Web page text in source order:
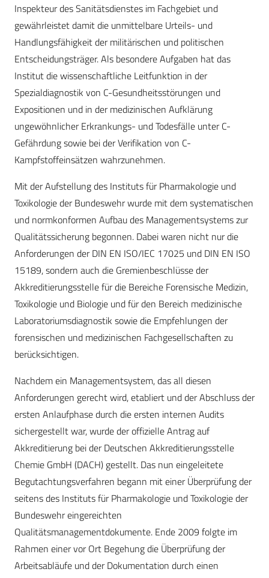
Inspekteur des Sanitätsdienstes im Fachgebiet und
gewährleistet damit die unmittelbare Urteils- und
Handlungsfähigkeit der militärischen und politischen
Entscheidungsträger. Als besondere Aufgaben hat das
Institut die wissenschaftliche Leitfunktion in der
Spezialdiagnostik von C-Gesundheitsstörungen und
Expositionen und in der medizinischen Aufklärung
ungewöhnlicher Erkrankungs- und Todesfälle unter C-
Gefährdung sowie bei der Verifikation von C-
Kampfstoffeinsätzen wahrzunehmen.
Mit der Aufstellung des Instituts für Pharmakologie und
Toxikologie der Bundeswehr wurde mit dem systematischen
und normkonformen Aufbau des Managementsystems zur
Qualitätssicherung begonnen. Dabei waren nicht nur die
Anforderungen der DIN EN ISO/IEC 17025 und DIN EN ISO
15189, sondern auch die Gremienbeschlüsse der
Akkreditierungsstelle für die Bereiche Forensische Medizin,
Toxikologie und Biologie und für den Bereich medizinische
Laboratoriumsdiagnostik sowie die Empfehlungen der
forensischen und medizinischen Fachgesellschaften zu
berücksichtigen.
Nachdem ein Managementsystem, das all diesen
Anforderungen gerecht wird, etabliert und der Abschluss der
ersten Anlaufphase durch die ersten internen Audits
sichergestellt war, wurde der offizielle Antrag auf
Akkreditierung bei der Deutschen Akkreditierungsstelle
Chemie GmbH (DACH) gestellt. Das nun eingeleitete
Begutachtungsverfahren begann mit einer Überprüfung der
seitens des Instituts für Pharmakologie und Toxikologie der
Bundeswehr eingereichten
Qualitätsmanagementdokumente. Ende 2009 folgte im
Rahmen einer vor Ort Begehung die Überprüfung der
Arbeitsabläufe und der Dokumentation durch einen